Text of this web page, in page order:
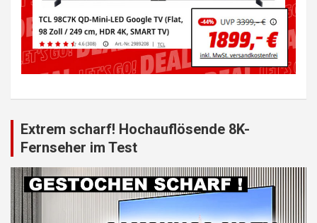
Extrem scharf! Hochauflösende 8K-
Fernseher im Test